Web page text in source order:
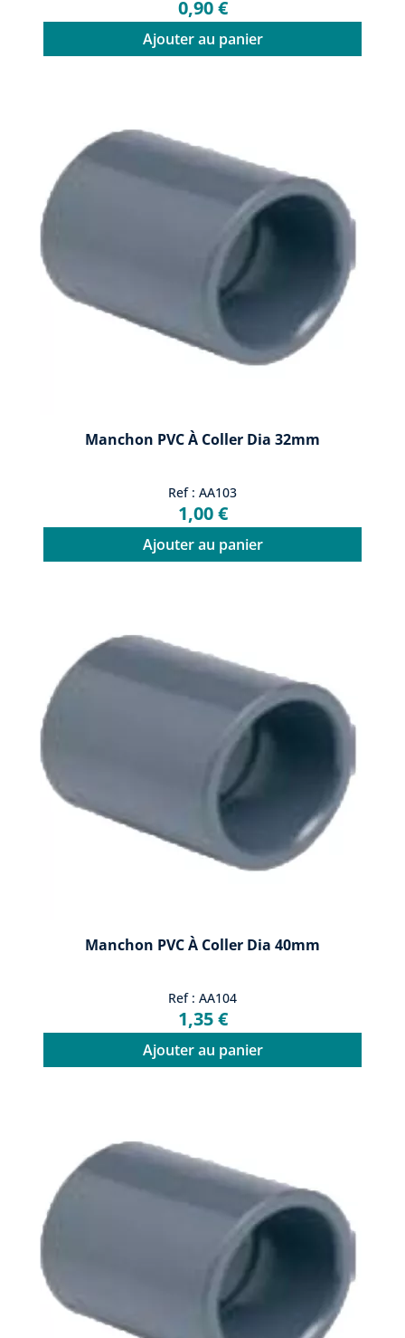
0,90 €
Ajouter au panier
Manchon PVC À Coller Dia 32mm
Ref : AA103
1,00 €
Ajouter au panier
Manchon PVC À Coller Dia 40mm
Ref : AA104
1,35 €
Ajouter au panier